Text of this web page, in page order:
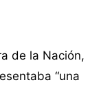
de la Nación,
“una